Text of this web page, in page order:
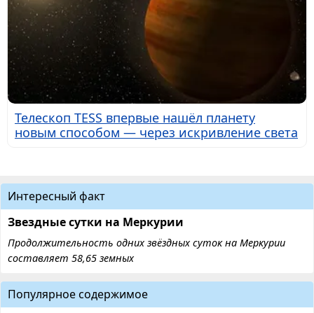
Телескоп TESS впервые нашёл планету
новым способом — через искривление света
Интересный факт
Звездные сутки на Меркурии
Продолжительность одних звёздных суток на Меркурии
составляет 58,65 земных
Популярное содержимое